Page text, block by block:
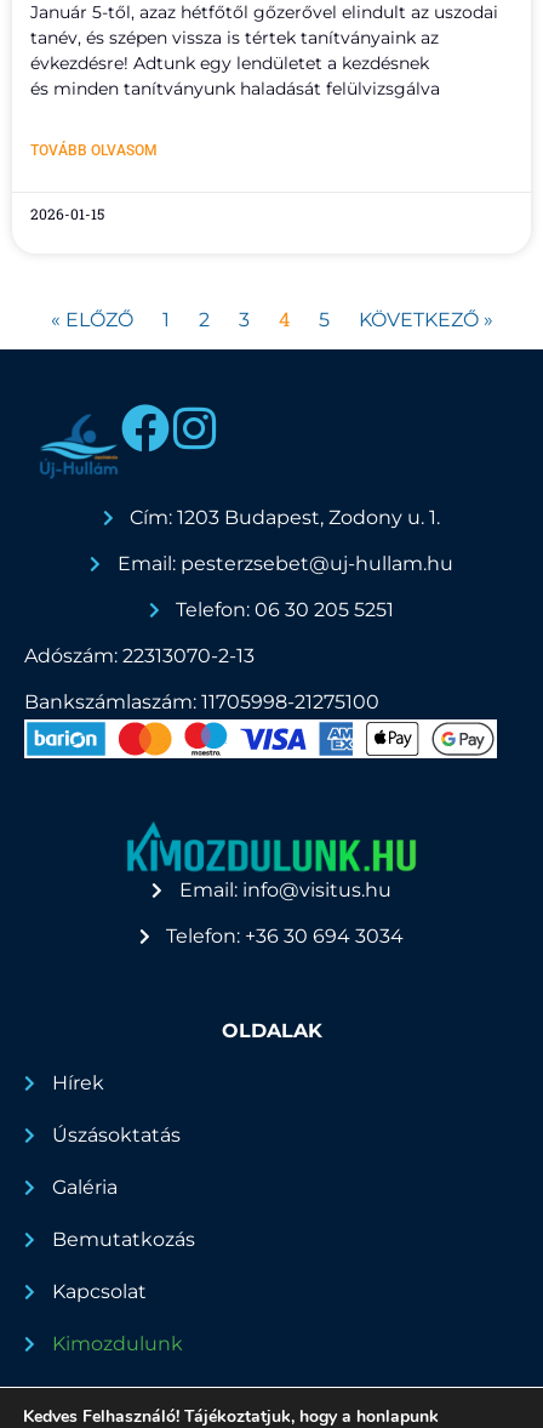
Január 5-től, azaz hétfőtől gőzerővel elindult az uszodai
tanév, és szépen vissza is tértek tanítványaink az
évkezdésre! Adtunk egy lendületet a kezdésnek
és minden tanítványunk haladását felülvizsgálva
TOVÁBB OLVASOM
2026-01-15
« ELŐZŐ 1 2 3 4 5 KÖVETKEZŐ »
Cím: 1203 Budapest, Zodony u. 1.
Email: pesterzsebet@uj-hullam.hu
Telefon: 06 30 205 5251
Adószám: 22313070-2-13
Bankszámlaszám: 11705998-21275100
Email: info@visitus.hu
Telefon: +36 30 694 3034
OLDALAK
Hírek
Úszásoktatás
Galéria
Bemutatkozás
Kapcsolat
Kimozdulunk
Kedves Felhasználó! Tájékoztatjuk, hogy a honlapunk